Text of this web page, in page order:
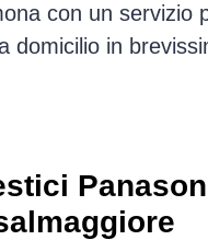
con un servizio
in